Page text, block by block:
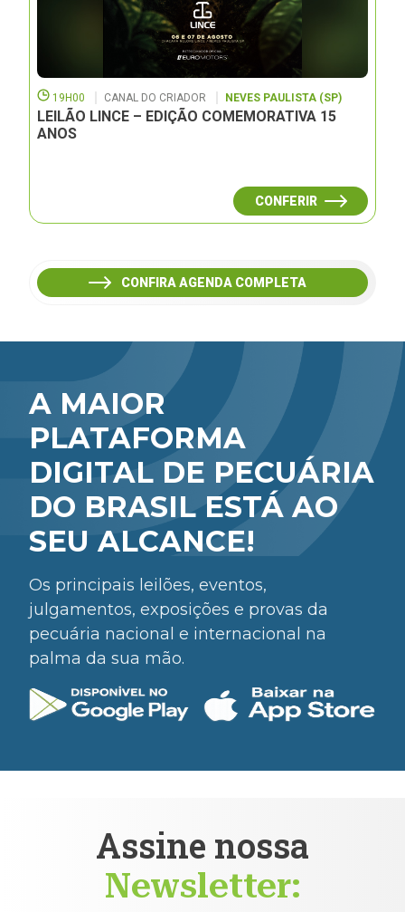
19H00 CANAL DO CRIADOR NEVES PAULISTA (SP)
LEILÃO LINCE – EDIÇÃO COMEMORATIVA 15
ANOS
CONFERIR
CONFIRA AGENDA COMPLETA
A MAIOR
PLATAFORMA
DIGITAL DE PECUÁRIA
DO BRASIL ESTÁ AO
SEU ALCANCE!
Os principais leilões, eventos,
julgamentos, exposições e provas da
pecuária nacional e internacional na
palma da sua mão.
Assine nossa
Newsletter: